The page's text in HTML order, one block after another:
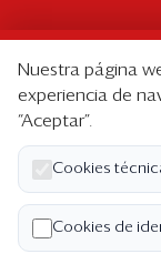
Suscripción
Paquetes
Edición
Nosotros
Nuestra página
experiencia de
“Aceptar”.
Cookies
Cookies de